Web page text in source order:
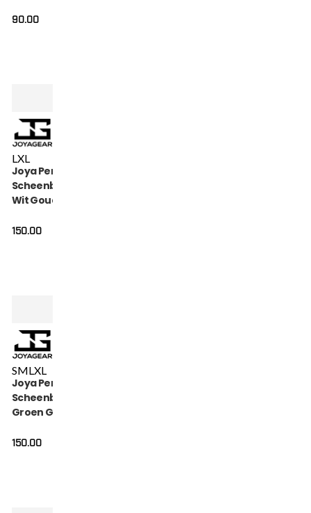
90.00
LXL
Joya Performance
Scheenbeschermers
Wit Goud
150.00
SML XL
Joya Performance
Scheenbeschermers
Groen Goud
150.00